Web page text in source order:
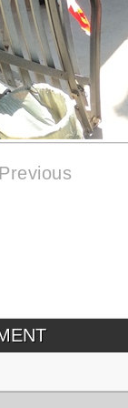
Previous